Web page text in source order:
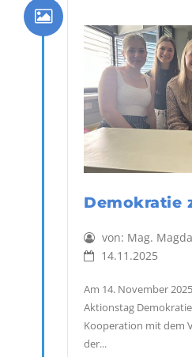
Demokratie
von: Mag.
14.11.2025
Am 14. November
Aktionstag
Kooperation mit dem
der...